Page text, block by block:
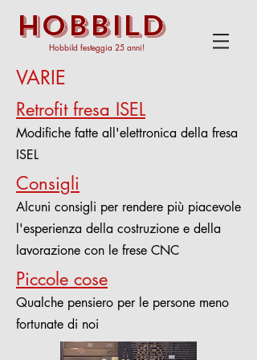
HOBBILD
Hobbild festeggia 25 anni!
VARIE
Retrofit fresa ISEL
Modifiche fatte all'elettronica della fresa
ISEL
Consigli
Alcuni consigli per rendere più piacevole
l'esperienza della costruzione e della
lavorazione con le frese CNC
Piccole cose
Qualche pensiero per le persone meno
fortunate di noi